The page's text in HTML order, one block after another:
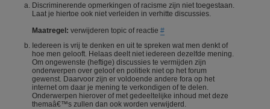
Discriminerende opmerkingen of racisme zijn niet toegestaan.
Laat je hiertoe ook niet verleiden in verhitte discussies.
Maatregel: verwijderen topic of reactie #
Iedereen is vrij te denken en uit te spreken wat men denkt of
hoe men gelooft. Helaas deelt niet iedereen dezelfde mening.
Om ongewenste (heftige) discussies te vermijden zijn
onderwerpen over geloof en politiek niet op het forum
gewenst. Daarvoor zijn er voldoende andere fora op het
internet om daar je mening te verkondigen of te delen.
Onderwerpen hierover of met gedeeltelijke inhoud met deze
themaâ€™s zullen dan ook worden verwijderd.